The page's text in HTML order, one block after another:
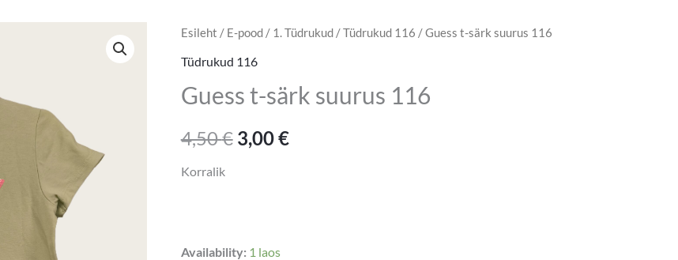
Esileht / E-pood/ 1. Tüdrukud/Tüdrukud 116 / Guess t-särk suurus 116
Tüdrukud 116
Guess t-särk suurus 116
4,50€
Algne
hind
oli:
4,50 €.
3,00€
Praegune
on:
3,00 €.
Korralik
Availability: 1 laos
Guess
t-
suurus
kogus